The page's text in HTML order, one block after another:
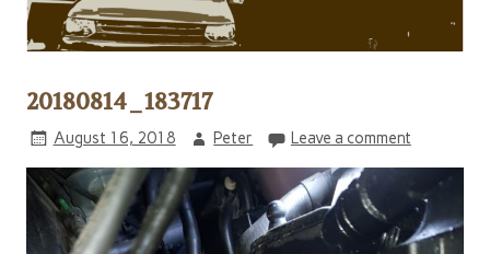
20180814_183717
August 16, 2018 Peter Leave a comment